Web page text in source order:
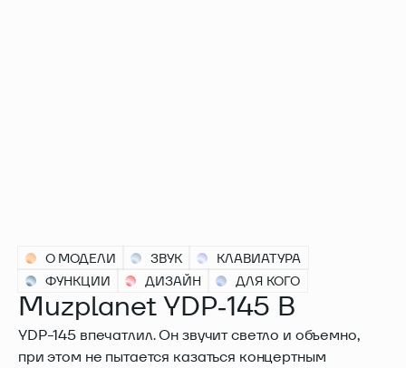
О МОДЕЛИ ЗВУК
КЛАВИАТУРА
ФУНКЦИИ
ДИЗАЙН ДЛЯ КОГО
Muzplanet YDP‑145 B
YDP-145 впечатлил. Он звучит светло и объемно,
при этом не пытается казаться концертным